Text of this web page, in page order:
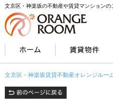
文京区・神楽坂の不動産や賃貸マンションの
文京区・神楽坂賃貸不動産オレンジルー